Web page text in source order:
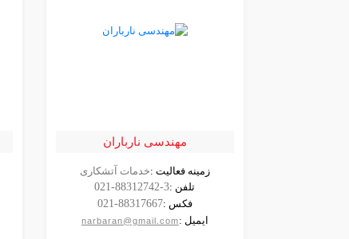
مهندسی نارباران
مشاهده
شرکت
زمینه فعالیت :خدمات آتشکاری
تلفن :021-88312742-3
فکس :021-88317667
ایمیل :narbaran@gmail.com